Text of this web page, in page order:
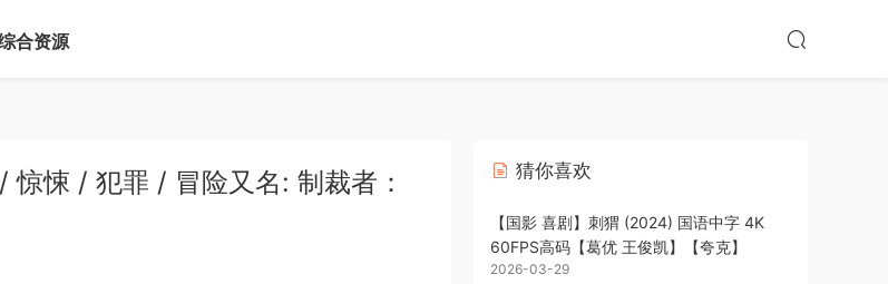
合资源
悚 / 犯罪 / 冒险又名: 制裁者：
猜你喜欢
【国影 喜剧】刺猬 (2024) 国语中字 4K
60FPS高码【葛优 王俊凯】【夸克】
2026-03-29